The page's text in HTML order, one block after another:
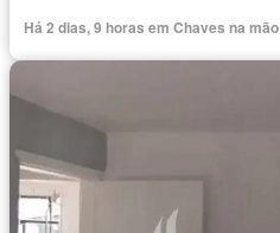
Há 2 dias, 9 horas em Chaves na mão